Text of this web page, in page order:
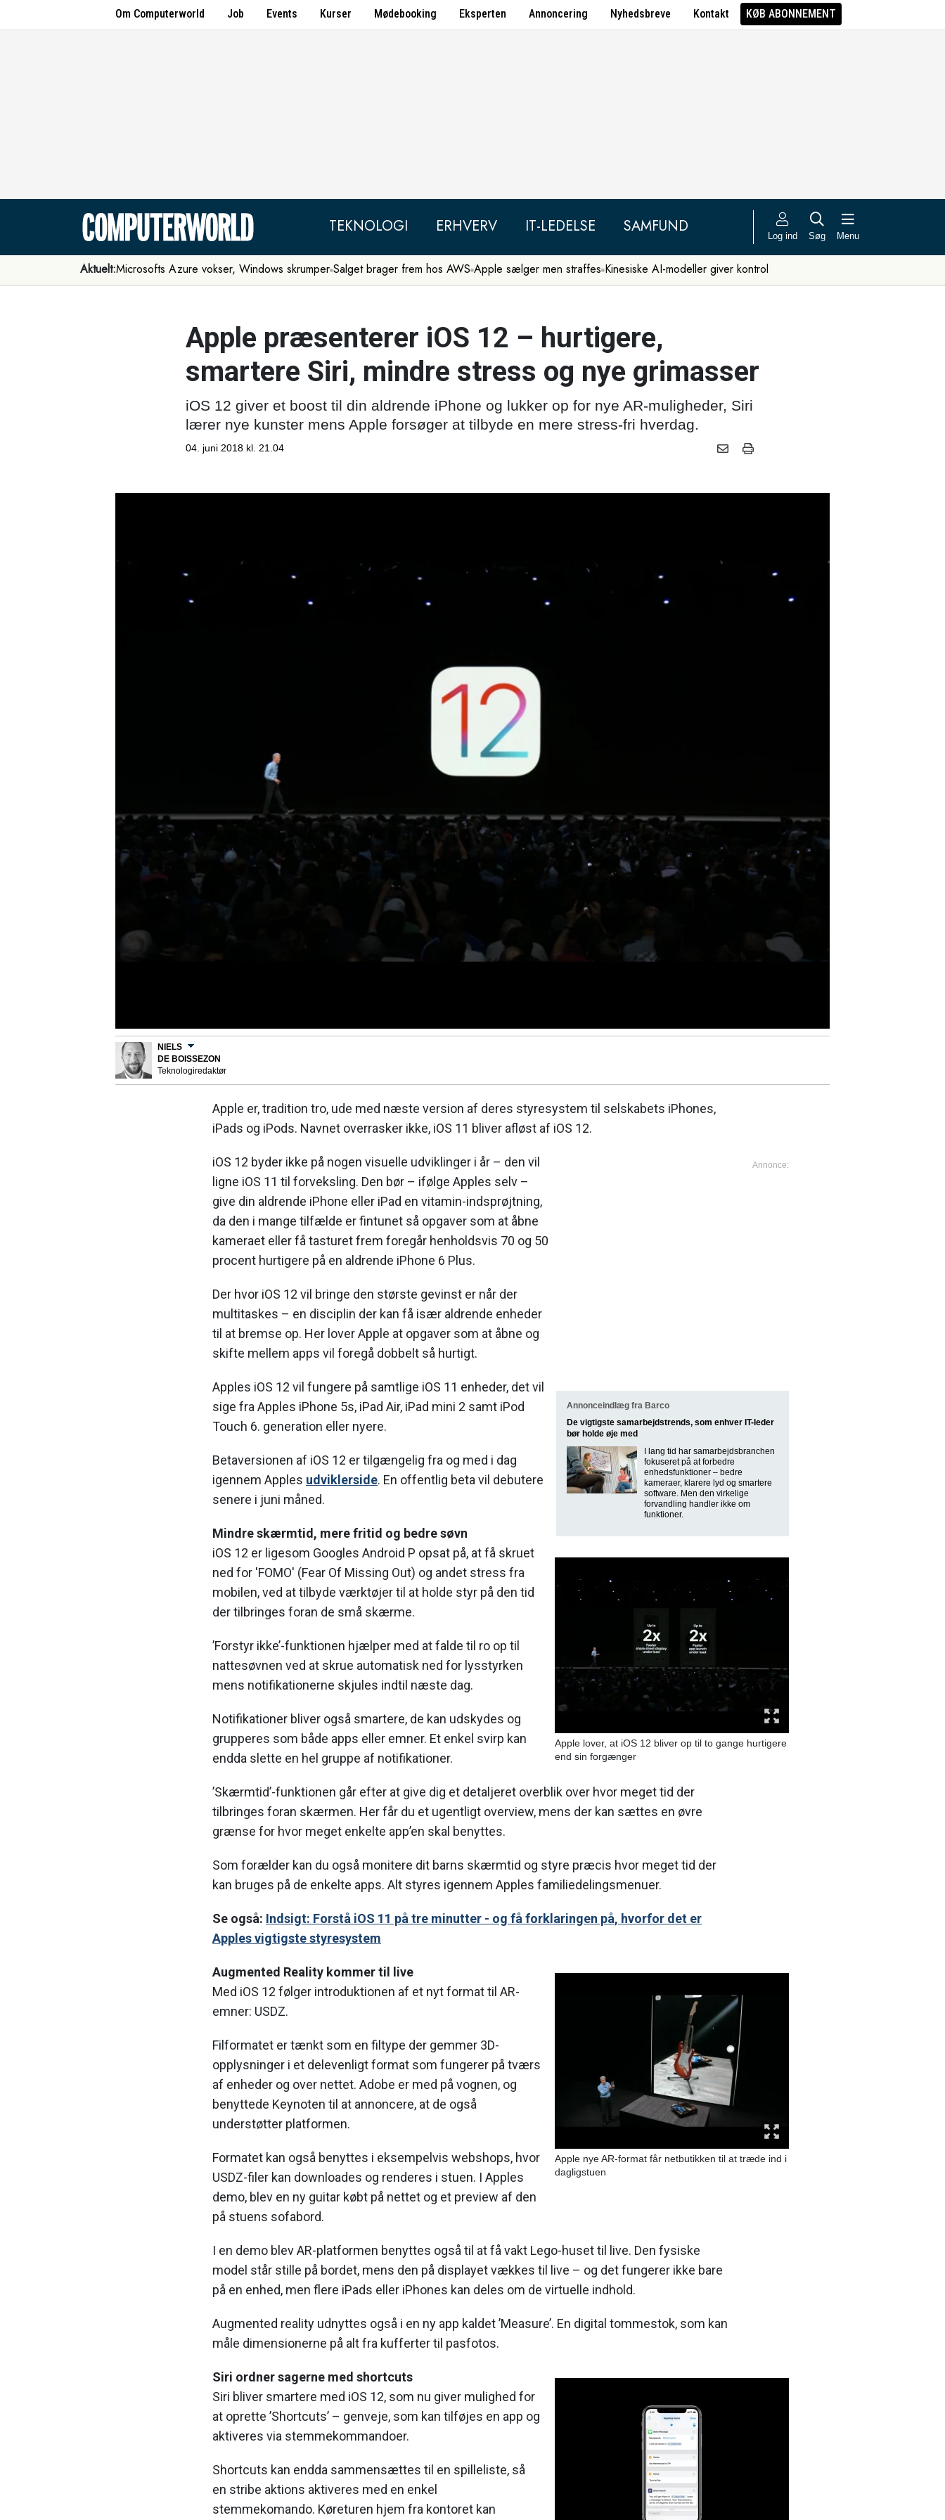
Om Computerworld Job Events Kurser Mødebooking Eksperten Annoncering Nyhedsbreve Kontakt KØB ABONNEMENT
TEKNOLOGI ERHVERV IT-LEDELSE SAMFUND Log ind Søg Menu
Aktuelt:Microsofts Azure vokser, Windows skrumper Salget brager frem hos AWS Apple sælger men straffes Kinesiske AI-modeller giver kontrol
Apple præsenterer iOS 12 – hurtigere,
smartere Siri, mindre stress og nye grimasser
iOS 12 giver et boost til din aldrende iPhone og lukker op for nye AR-muligheder, Siri
lærer nye kunster mens Apple forsøger at tilbyde en mere stress-fri hverdag.
04. juni 2018 kl. 21.04
NIELS
DE BOISSEZON
Teknologiredaktør
Annonceindlæg fra Barco
De vigtigste samarbejdstrends, som enhver IT-leder
bør holde øje med
I lang tid har samarbejdsbranchen
fokuseret på at forbedre
enhedsfunktioner – bedre
kameraer, klarere lyd og smartere
software. Men den virkelige
forvandling handler ikke om
funktioner.
Apple lover, at iOS 12 bliver op til to gange hurtigere
end sin forgænger
Apple er, tradition tro, ude med næste version af deres styresystem til selskabets iPhones,
iPads og iPods. Navnet overrasker ikke, iOS 11 bliver afløst af iOS 12.
iOS 12 byder ikke på nogen visuelle udviklinger i år – den vil
ligne iOS 11 til forveksling. Den bør – ifølge Apples selv –
give din aldrende iPhone eller iPad en vitamin-indsprøjtning,
da den i mange tilfælde er fintunet så opgaver som at åbne
kameraet eller få tasturet frem foregår henholdsvis 70 og 50
procent hurtigere på en aldrende iPhone 6 Plus.
Der hvor iOS 12 vil bringe den største gevinst er når der
multitaskes – en disciplin der kan få især aldrende enheder
til at bremse op. Her lover Apple at opgaver som at åbne og
skifte mellem apps vil foregå dobbelt så hurtigt.
Apples iOS 12 vil fungere på samtlige iOS 11 enheder, det vil
sige fra Apples iPhone 5s, iPad Air, iPad mini 2 samt iPod
Touch 6. generation eller nyere.
Betaversionen af iOS 12 er tilgængelig fra og med i dag
igennem Apples udviklerside. En offentlig beta vil debutere
senere i juni måned.
Mindre skærmtid, mere fritid og bedre søvn
iOS 12 er ligesom Googles Android P opsat på, at få skruet
ned for 'FOMO' (Fear Of Missing Out) og andet stress fra
mobilen, ved at tilbyde værktøjer til at holde styr på den tid
der tilbringes foran de små skærme.
’Forstyr ikke’-funktionen hjælper med at falde til ro op til
nattesøvnen ved at skrue automatisk ned for lysstyrken
mens notifikationerne skjules indtil næste dag.
Notifikationer bliver også smartere, de kan udskydes og
grupperes som både apps eller emner. Et enkel svirp kan
endda slette en hel gruppe af notifikationer.
’Skærmtid’-funktionen går efter at give dig et detaljeret overblik over hvor meget tid der
tilbringes foran skærmen. Her får du et ugentligt overview, mens der kan sættes en øvre
grænse for hvor meget enkelte app’en skal benyttes.
Som forælder kan du også monitere dit barns skærmtid og styre præcis hvor meget tid der
kan bruges på de enkelte apps. Alt styres igennem Apples familiedelingsmenuer.
Se også: Indsigt: Forstå iOS 11 på tre minutter - og få forklaringen på, hvorfor det er
Apples vigtigste styresystem
Apple nye AR-format får netbutikken til at træde ind i
dagligstuen
Augmented Reality kommer til live
Med iOS 12 følger introduktionen af et nyt format til AR-
emner: USDZ.
Filformatet er tænkt som en filtype der gemmer 3D-
opplysninger i et delevenligt format som fungerer på tværs
af enheder og over nettet. Adobe er med på vognen, og
benyttede Keynoten til at annoncere, at de også
understøtter platformen.
Formatet kan også benyttes i eksempelvis webshops, hvor
USDZ-filer kan downloades og renderes i stuen. I Apples
demo, blev en ny guitar købt på nettet og et preview af den
på stuens sofabord.
I en demo blev AR-platformen benyttes også til at få vakt Lego-huset til live. Den fysiske
model står stille på bordet, mens den på displayet vækkes til live – og det fungerer ikke bare
på en enhed, men flere iPads eller iPhones kan deles om de virtuelle indhold.
Augmented reality udnyttes også i en ny app kaldet ’Measure’. En digital tommestok, som kan
måle dimensionerne på alt fra kufferter til pasfotos.
Siri ordner sagerne med shortcuts
Siri bliver smartere med iOS 12, som nu giver mulighed for
at oprette ’Shortcuts’ – genveje, som kan tilføjes en app og
aktiveres via stemmekommandoer.
Shortcuts kan endda sammensættes til en spilleliste, så
en stribe aktions aktiveres med en enkel
stemmekomando. Køreturen hjem fra kontoret kan